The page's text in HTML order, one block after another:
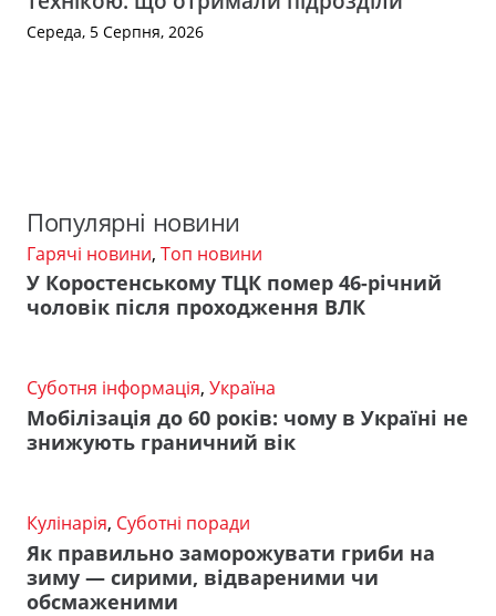
Середа, 5 Серпня, 2026
Популярні новини
Гарячі новини, Топ новини
У Коростенському ТЦК помер 46-річний
чоловік після проходження ВЛК
Суботня інформація, Україна
Мобілізація до 60 років: чому в Україні не
знижують граничний вік
Кулінарія, Суботні поради
Як правильно заморожувати гриби на
зиму — сирими, відвареними чи
обсмаженими